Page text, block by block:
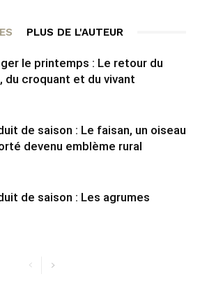
PLUS DE L'AUTEUR
le printemps : Le retour du
du croquant et du vivant
de saison : Le faisan, un oiseau
devenu emblème rural
de saison : Les agrumes